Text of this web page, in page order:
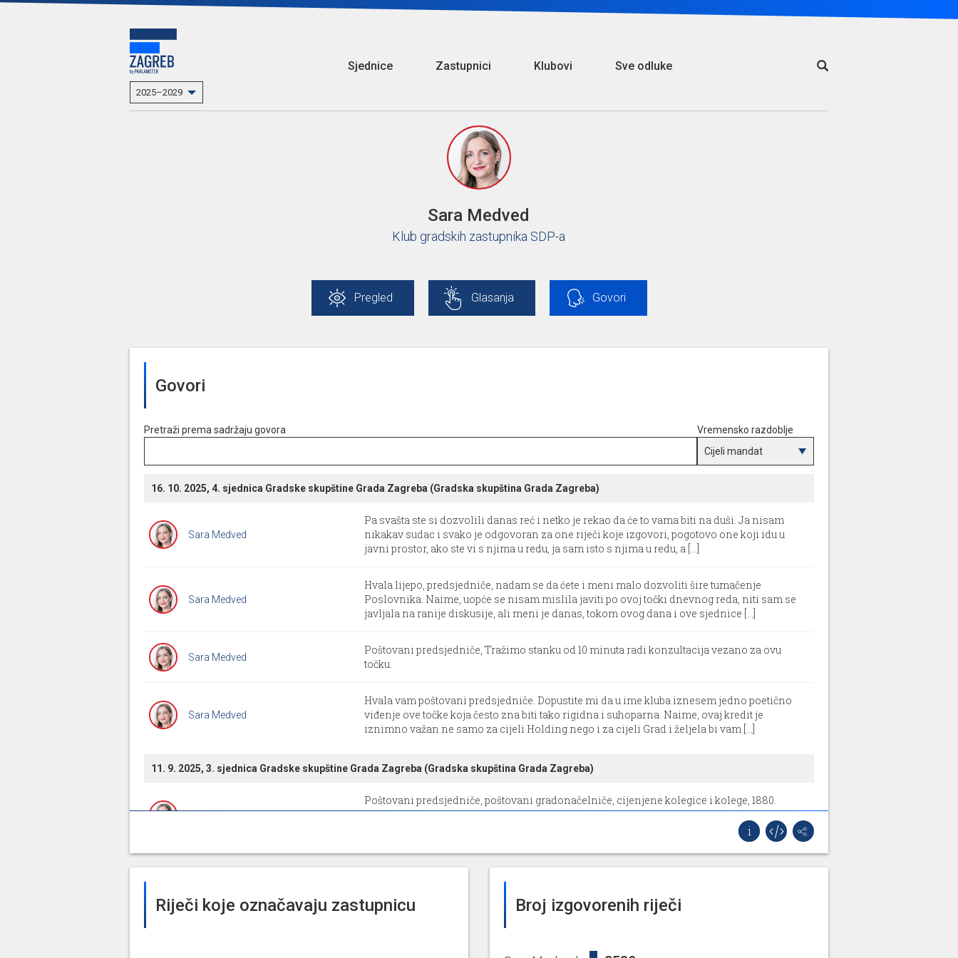
Sjednice Zastupnici Klubovi Sve odluke
Sara Medved
Klub gradskih zastupnika SDP-a
Pregled Glasanja Govori
Govori
Pretraži prema sadržaju govora Vremensko razdoblje
16. 10. 2025, 4. sjednica Gradske skupštine Grada Zagreba (Gradska skupština Grada Zagreba)
Sara Medved
Pa svašta ste si dozvolili danas reć i netko je rekao da će to vama biti na duši. Ja nisam
nikakav sudac i svako je odgovoran za one riječi koje izgovori, pogotovo one koji idu u
javni prostor, ako ste vi s njima u redu, ja sam isto s njima u redu, a [...]
Sara Medved
Hvala lijepo, predsjedniče, nadam se da ćete i meni malo dozvoliti šire tumačenje
Poslovnika. Naime, uopće se nisam mislila javiti po ovoj točki dnevnog reda, niti sam se
javljala na ranije diskusije, ali meni je danas, tokom ovog dana i ove sjednice [...]
Sara Medved
Poštovani predsjedniče, Tražimo stanku od 10 minuta radi konzultacija vezano za ovu
točku.
Sara Medved
Hvala vam poštovani predsjedniče. Dopustite mi da u ime kluba iznesem jedno poetično
viđenje ove točke koja često zna biti tako rigidna i suhoparna. Naime, ovaj kredit je
iznimno važan ne samo za cijeli Holding nego i za cijeli Grad i željela bi vam [...]
11. 9. 2025, 3. sjednica Gradske skupštine Grada Zagreba (Gradska skupština Grada Zagreba)
Sara Medved
Poštovani predsjedniče, poštovani gradonačelniče, cijenjene kolegice i kolege, 1880.
poslije velikog potresa ukupna šteta nastala u Gradu Zagrebu procijenjena je na 2 milijuna
Hvala predsjedniče. Evo kolega Periša meni je jako drago da vi podržavate naš
amandman. Ja bih samo željela podsjetiti da je to politika SDP-a koja traje već dugi niz
godina. Već od 2022. su mnogi naši lokalni zastupnici, ne govorim samo o Gradu Zagr [...]
Riječi koje označavaju zastupnicu Broj izgovorenih riječi